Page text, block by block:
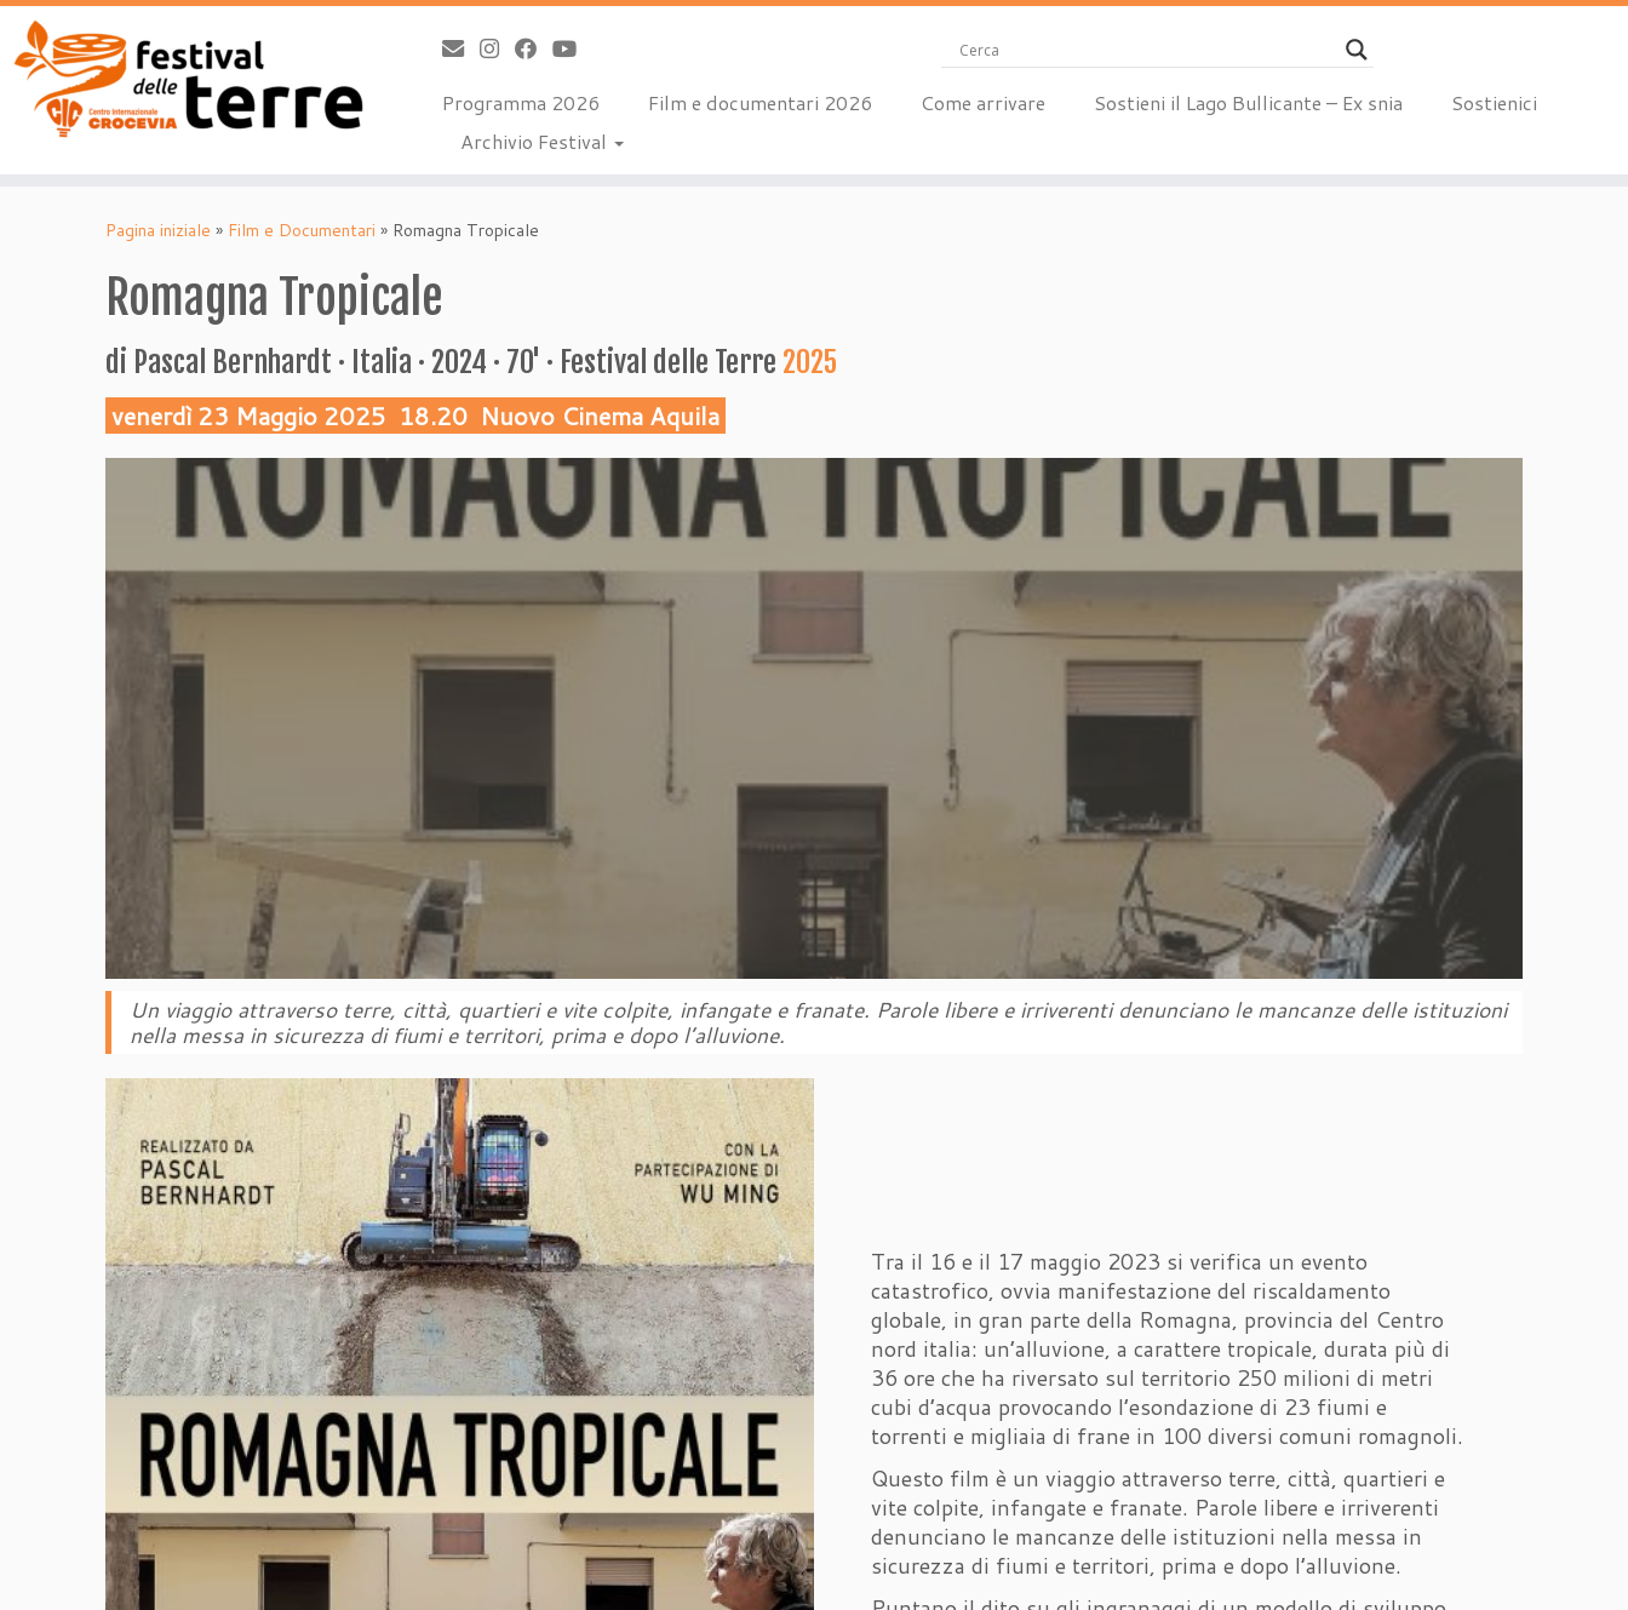
Programma 2026 Film e documentari 2026 Come arrivare Sostieni il Lago Bullicante – Ex snia
Sostienici
Archivio Festival
Pagina iniziale » Film e Documentari » Romagna Tropicale
Romagna Tropicale
di Pascal Bernhardt · Italia · 2024 · 70' · Festival delle Terre 2025
venerdì 23 Maggio 2025 18.20 Nuovo Cinema Aquila
Un viaggio attraverso terre, città, quartieri e vite colpite, infangate e franate. Parole libere e irriverenti denunciano le mancanze delle istituzioni
nella messa in sicurezza di fiumi e territori, prima e dopo l’alluvione.
Tra il 16 e il 17 maggio 2023 si verifica un evento
catastrofico, ovvia manifestazione del riscaldamento
globale, in gran parte della Romagna, provincia del Centro
nord italia: un’alluvione, a carattere tropicale, durata più di
36 ore che ha riversato sul territorio 250 milioni di metri
cubi d’acqua provocando l’esondazione di 23 fiumi e
torrenti e migliaia di frane in 100 diversi comuni romagnoli.
Questo film è un viaggio attraverso terre, città, quartieri e
vite colpite, infangate e franate. Parole libere e irriverenti
denunciano le mancanze delle istituzioni nella messa in
sicurezza di fiumi e territori, prima e dopo l’alluvione.